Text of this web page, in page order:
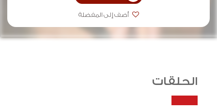
أضف إلى المفضلة
الحلقات